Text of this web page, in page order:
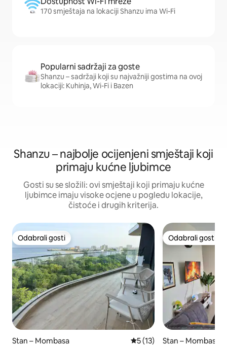
170 smještaja na lokaciji Shanzu ima Wi-Fi
Popularni sadržaji za goste
Shanzu – sadržaji koji su najvažniji gostima na ovoj
lokaciji: Kuhinja, Wi-Fi i Bazen
Shanzu – najbolje ocijenjeni smještaji koji
primaju kućne ljubimce
Gosti su se složili: ovi smještaji koji primaju kućne
ljubimce imaju visoke ocjene u pogledu lokacije,
čistoće i drugih kriterija.
Odabrali gosti
Odabrali gosti
Stan – Mombasa Prosječna ocjena: 5/5,
5 (13)
Odabrali gosti
Odabrali gosti
Stan – Mombasa